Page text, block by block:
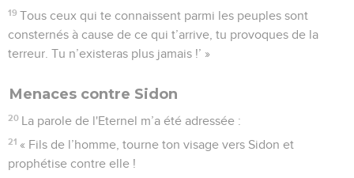
19 Tous ceux qui te connaissent parmi les peuples sont
consternés à cause de ce qui t’arrive, tu provoques de la
terreur. Tu n’existeras plus jamais !’ »
Menaces contre Sidon
20 La parole de l'Eternel m’a été adressée :
21 « Fils de l’homme, tourne ton visage vers Sidon et
prophétise contre elle !